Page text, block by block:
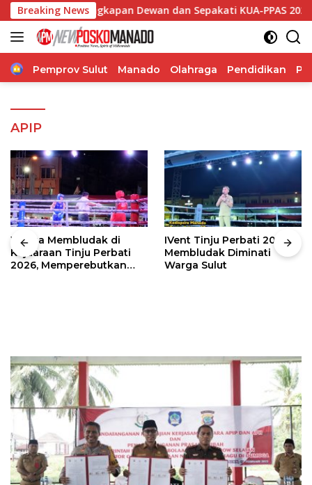
Langsung
ke
konten
Breaking News
Alat Kelengkapan Dewan dan Sepakati KUA-PPAS 2027
Home
Pemprov Sulut Manado Olahraga Pendidikan
APIP
Warga Membludak di
Kejuaraan Tinju Perbati
2026, Memperebutkan
IVent Tinju Perbati 2026
Membludak Diminati
Warga Sulut